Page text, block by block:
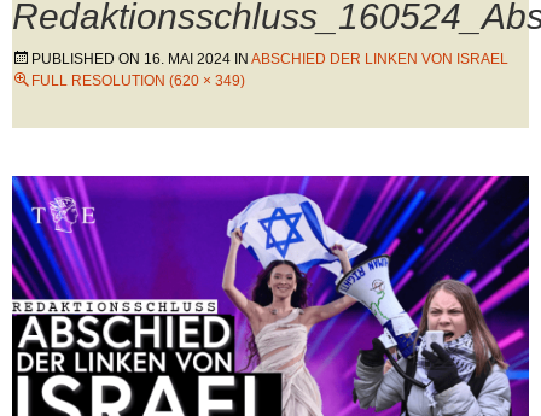
PUBLISHED ON 16. MAI 2024 IN ABSCHIED DER LINKEN VON ISRAEL
FULL RESOLUTION (620 × 349)